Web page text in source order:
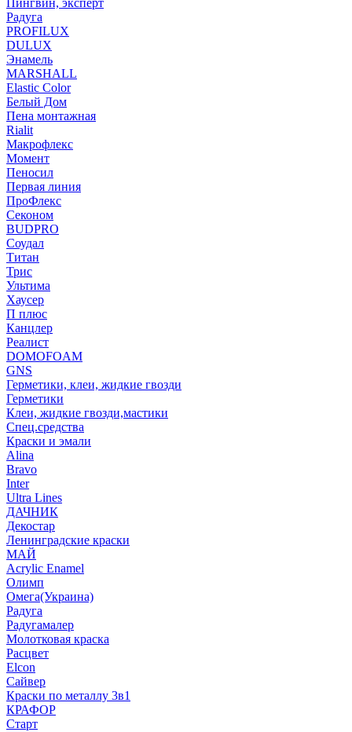
Пингвин, эксперт
Радуга
PROFILUX
DULUX
Энамель
MARSHALL
Elastic Color
Белый Дом
Пена монтажная
Rialit
Макрофлекс
Момент
Пеносил
Первая линия
ПроФлекс
Секоном
BUDPRO
Соудал
Титан
Трис
Ультима
Хаусер
П плюс
Канцлер
Реалист
DOMOFOAM
GNS
Герметики, клеи, жидкие гвозди
Герметики
Клеи, жидкие гвозди,мастики
Спец.средства
Краски и эмали
Alina
Bravo
Inter
Ultra Lines
ДАЧНИК
Декостар
Ленинградские краски
МАЙ
Acrylic Enamel
Олимп
Омега(Украина)
Радуга
Радугамалер
Молотковая краска
Расцвет
Elcon
Сайвер
Краски по металлу 3в1
КРАФОР
Старт